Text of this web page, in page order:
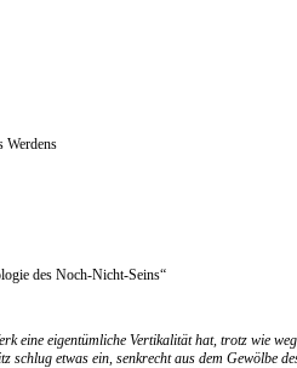
Werdens
des Noch-Nicht-Seins“
eine eigentümliche Vertikalität hat, trotz wie
schlug etwas ein, senkrecht aus dem